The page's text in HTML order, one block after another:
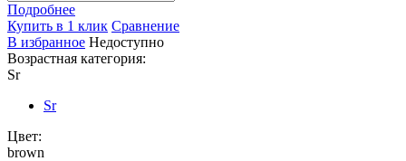
Подробнее
Купить в 1 клик Сравнение
В избранное Недоступно
Возрастная категория:
Sr
Sr
Цвет:
brown